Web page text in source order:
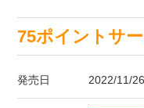
75ポイントサ
発売日 2022/11/